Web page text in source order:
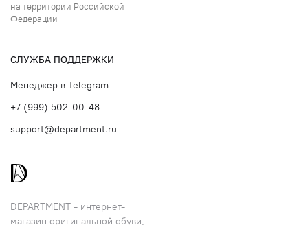
DEPARTMENT - интернет-
магазин оригинальной обуви,
на территории Российской
Федерации
СЛУЖБА ПОДДЕРЖКИ
Менеджер в Telegram
+7 (999) 502-00-48
support@department.ru